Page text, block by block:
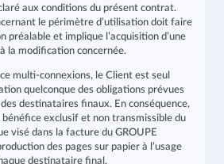
aux conditions du présent contrat.
le périmètre d’utilisation doit faire
préalable et implique l’acquisition d’une
la modification concernée.
multi-connexions, le Client est seul
quelconque des obligations prévues
destinataires finaux. En conséquence,
exclusif et non transmissible du
visé dans la facture du GROUPE
des pages sur papier à l’usage
destinataire final.